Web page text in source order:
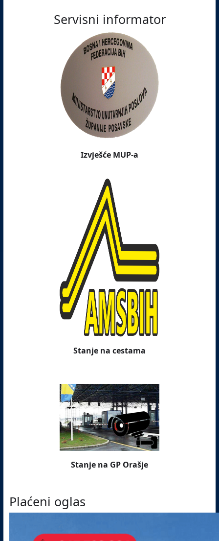
Servisni informator
Izvješće MUP-a
Stanje na cestama
Stanje na GP Orašje
Plaćeni oglas